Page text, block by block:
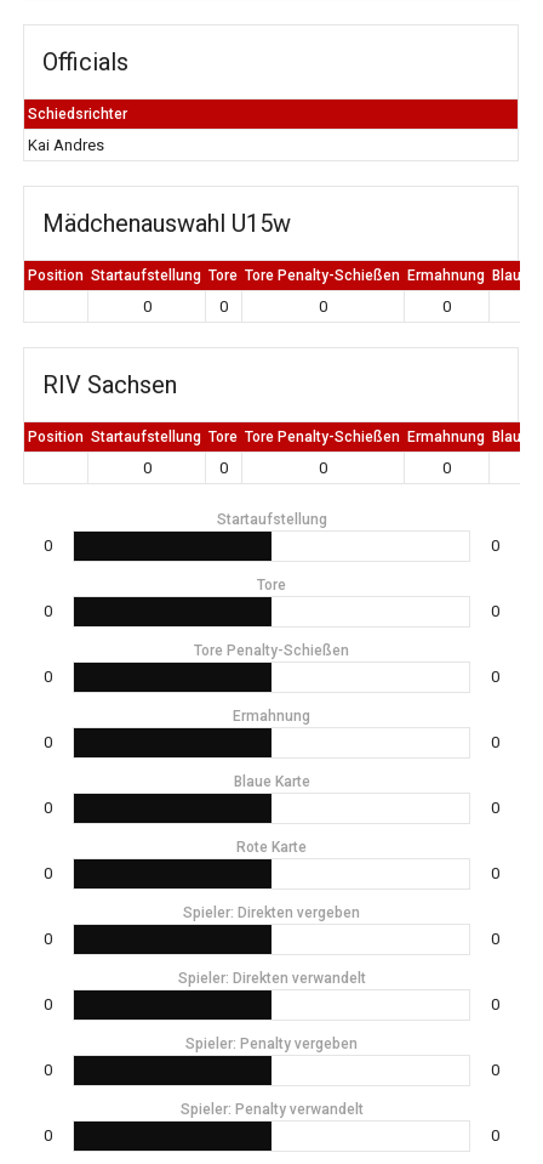
Officials
Schiedsrichter
Kai Andres
Mädchenauswahl U15w
Position Startaufstellung Tore Tore Penalty-Schießen Ermahnung Blaue
0 0 0 0
RIV Sachsen
Position Startaufstellung Tore Tore Penalty-Schießen Ermahnung Blaue
0 0 0 0
Startaufstellung
0 0
Tore
0 0
Tore Penalty-Schießen
0 0
Ermahnung
0 0
Blaue Karte
0 0
Rote Karte
0 0
Spieler: Direkten vergeben
0 0
Spieler: Direkten verwandelt
0 0
Spieler: Penalty vergeben
0 0
Spieler: Penalty verwandelt
0 0